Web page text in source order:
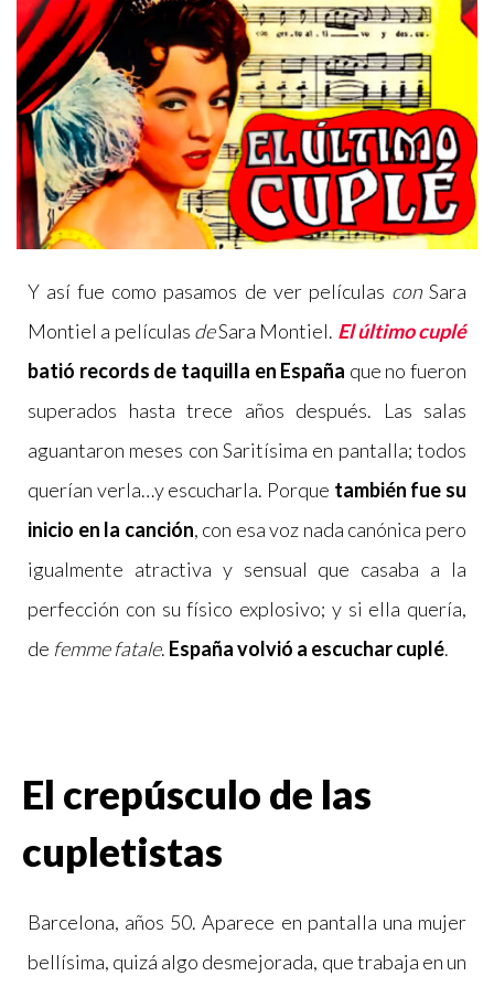
Y así fue como pasamos de ver películas conSara
Montiel a películas deSara Montiel. El último cuplé
batió records de taquilla en España que no fueron
superados hasta trece años después. Las salas
aguantaron meses con Saritísima en pantalla; todos
querían verla…y escucharla. Porque también fue su
inicio en la canción, con esa voz nada canónica pero
igualmente atractiva y sensual que casaba a la
perfección con su físico explosivo; y si ella quería,
de femme fatale. España volvió a escuchar cuplé.
El crepúsculo de las
cupletistas
Barcelona, años 50. Aparece en pantalla una mujer
bellísima, quizá algo desmejorada, que trabaja en un